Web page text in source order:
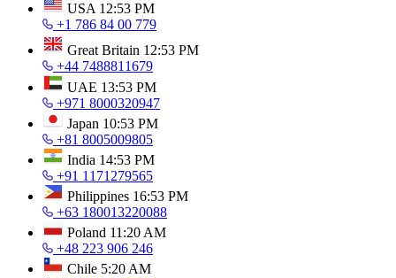
USA 12:53 PM
+1 786 84 00 779
Great Britain 12:53 PM
+44 7488811679
UAE 13:53 PM
+971 8000320947
Japan 10:53 PM
+81 8005009805
India 14:53 PM
+91 1171279565
Philippines 16:53 PM
+63 180013220088
Poland 11:20 AM
+48 223 906 246
Chile 5:20 AM